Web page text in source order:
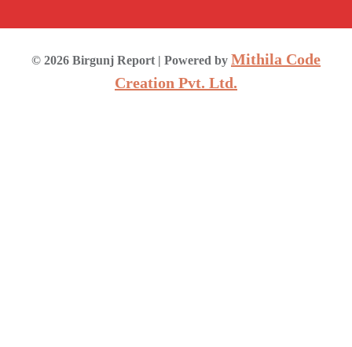
© 2026 Birgunj Report | Powered by Mithila Code
Creation Pvt. Ltd.